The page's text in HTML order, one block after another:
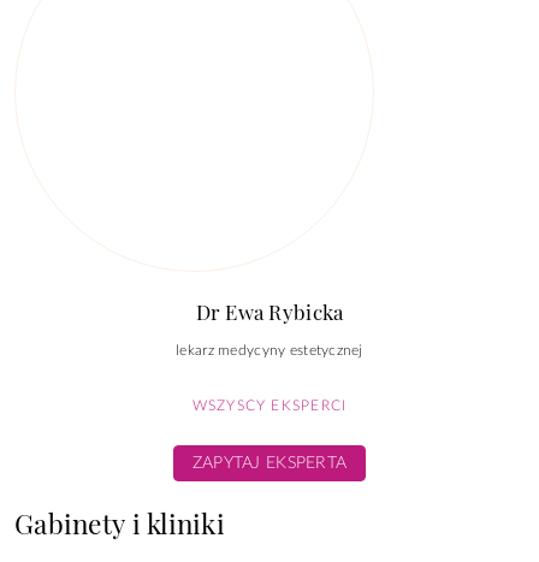
Dr Ewa Rybicka
lekarz medycyny estetycznej
WSZYSCY EKSPERCI
ZAPYTAJ EKSPERTA
Gabinety i kliniki